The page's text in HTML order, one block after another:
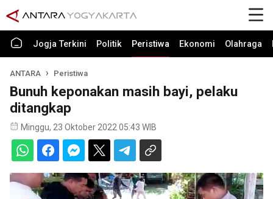
Jogja Terkini Politik Peristiwa Ekonomi Olahraga
ANTARA Peristiwa
Bunuh keponakan masih bayi, pelaku
ditangkap
Minggu, 23 Oktober 2022 05:43 WIB